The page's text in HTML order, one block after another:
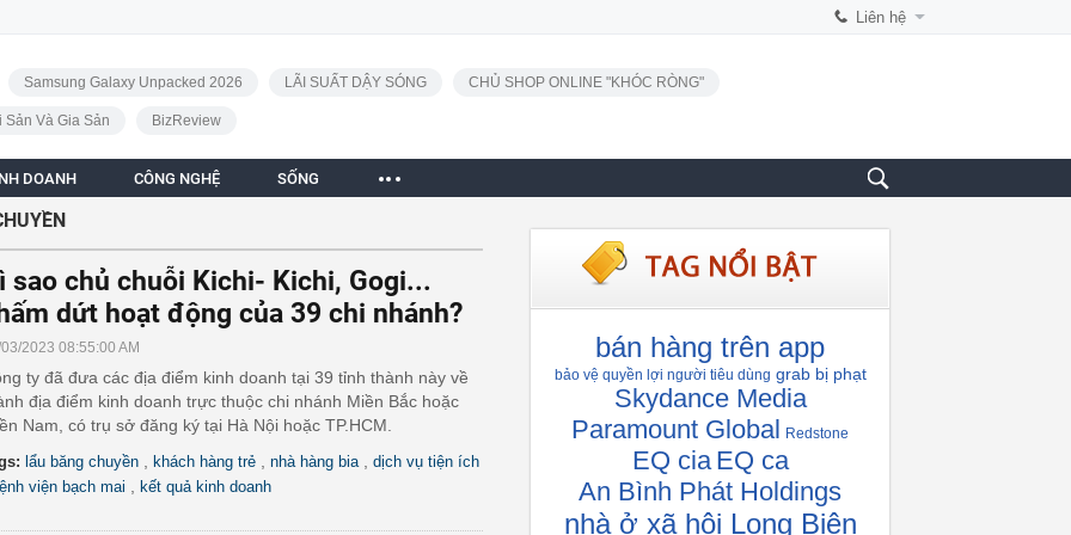
Liên hệ
Samsung Galaxy Unpacked 2026 LÃI SUẤT DẬY SÓNG CHỦ SHOP ONLINE "KHÓC RÒNG"
Sản Và Gia Sản BizReview
DOANH CÔNG NGHỆ SỐNG
sao chủ chuỗi Kichi- Kichi, Gogi...
dứt hoạt động của 39 chi nhánh?
2023 08:55:00 AM
ty đã đưa các địa điểm kinh doanh tại 39 tỉnh thành này về
địa điểm kinh doanh trực thuộc chi nhánh Miền Bắc hoặc
Nam, có trụ sở đăng ký tại Hà Nội hoặc TP.HCM.
lẩu băng chuyền khách hàng trẻ nhà hàng bia dịch vụ tiện ích
viện bạch mai kết quả kinh doanh
bán hàng trên app
bảo vệ quyền lợi người tiêu dùng grab bị phạt
Skydance Media
Paramount Global Redstone
EQ cia EQ ca
An Bình Phát Holdings
nhà ở xã hội Long Biên